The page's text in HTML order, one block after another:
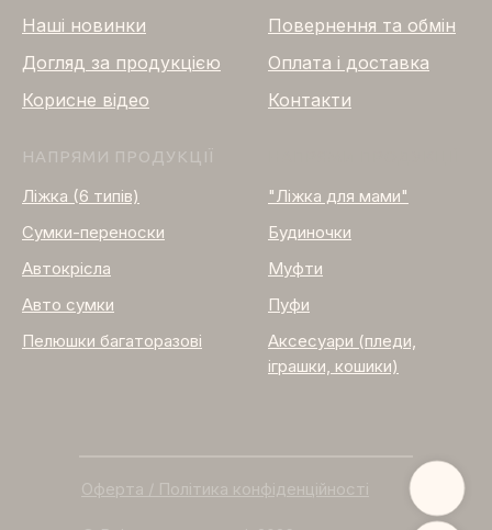
Нашi новинки
Догляд за продукцією
Корисне відео
Повернення та обмін
Оплата і доставка
Контакти
НАПРЯМИ ПРОДУКЦІЇ
Ліжка (6 типів)
Сумки-переноски
Автокрісла
Авто сумки
Пелюшки багаторазові
"Ліжка для мами"
Будиночки
Муфти
Пуфи
Аксесуари (пледи,
іграшки, кошики)
Оферта / Політика конфіденційності